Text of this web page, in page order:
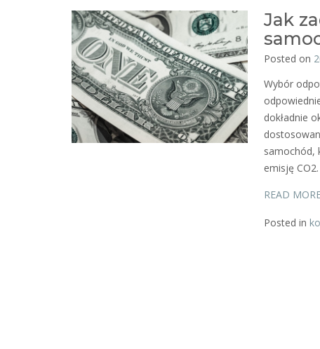
Jak
Posted on
Wybór
dokładnie
samochód,
emisję CO2.
READ
Posted in